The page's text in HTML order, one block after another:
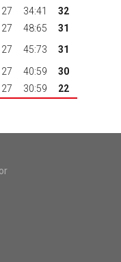
27 34:41
32
27 48:65
31
27 45:73
31
27 40:59
30
27 30:59 22